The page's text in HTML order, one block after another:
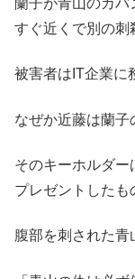
すぐ近くで別の刺
被害者はIT企業に
なぜか近藤は蘭子
そのキーホルダー
プレゼントしたも
腹部を刺された青